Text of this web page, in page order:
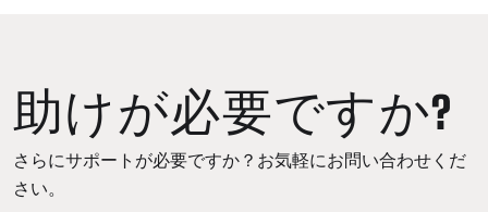
助けが必要ですか?
さらにサポートが必要ですか？お気軽にお問い合わせくだ
さい。